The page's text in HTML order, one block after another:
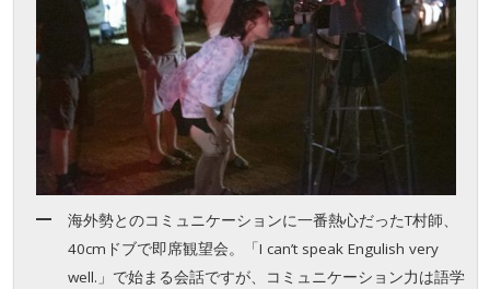
海外勢とのコミュニケーションに一番熱心だったT村師、
40cmドブで即席観望会。「I can’t speak Engulish very
well.」で始まる会話ですが、コミュニケーション力は語学